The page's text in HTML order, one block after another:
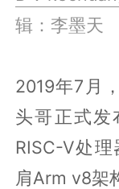
辑：李墨天
2019年7月
头哥正式发
RISC-V处
肩Arm v8架